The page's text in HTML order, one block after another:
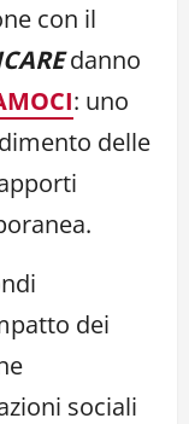
con il
danno
: uno
delle
dei
sociali